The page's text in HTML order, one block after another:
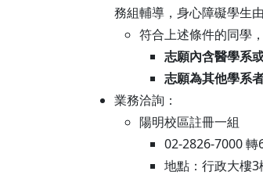
務組輔導，身心障礙學生
符合上述條件的同學
志願內含醫學系
志願為其他學系
業務洽詢：
陽明校區註冊一組
02-2826-7000 轉
地點：行政大樓3